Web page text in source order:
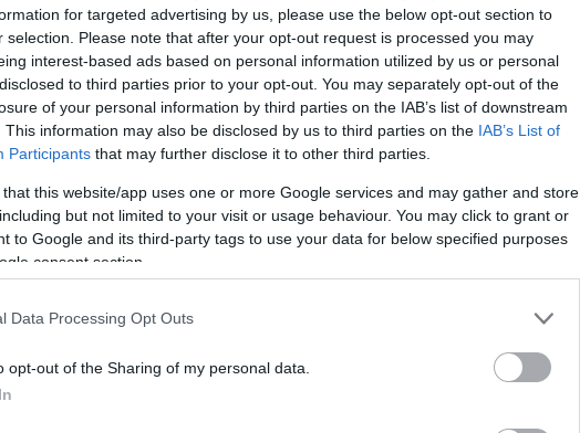
for targeted advertising by us, please use the below opt-out section to
selection. Please note that after your opt-out request is processed you may
interest-based ads based on personal information utilized by us or personal
to third parties prior to your opt-out. You may separately opt-out of the
of your personal information by third parties on the IAB’s list of downstream
This information may also be disclosed by us to third parties on the IAB’s List of
Participants that may further disclose it to other third parties.
that this website/app uses one or more Google services and may gather and store
but not limited to your visit or usage behaviour. You may click to grant or
to Google and its third-party tags to use your data for below specified purposes
consent section.
Data Processing Opt Outs
opt-out of the Sharing of my personal data.